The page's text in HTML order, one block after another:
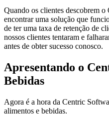
Quando os clientes descobrem
encontrar uma solução que
de ter uma taxa de retenção de
nossos clientes tentaram e
antes de obter sucesso conosco.
Apresentando o
Bebidas
Agora é a hora da Centric
alimentos e bebidas.